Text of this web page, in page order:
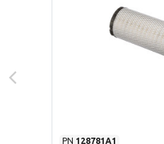
PN 128781A1